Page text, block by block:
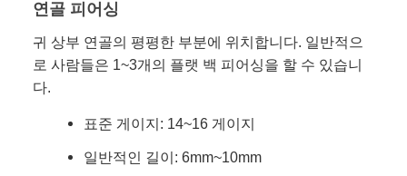
연골 피어싱
귀 상부 연골의 평평한 부분에 위치합니다. 일반적으
로 사람들은 1~3개의 플랫 백 피어싱을 할 수 있습니
다.
표준 게이지: 14~16 게이지
일반적인 길이: 6mm~10mm